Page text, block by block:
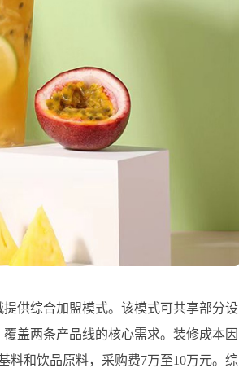
供综合加盟模式。该模式可共享部分设
盖两条产品线的核心需求。装修成本因
料和饮品原料，采购费7万至10万元。综